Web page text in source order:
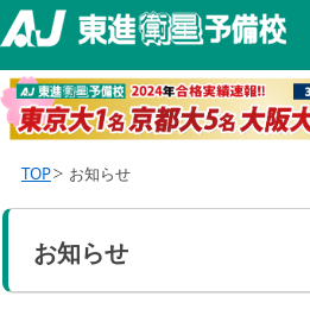
TOP お知らせ
お知らせ